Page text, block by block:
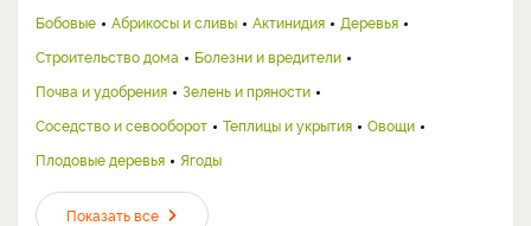
Бобовые
Абрикосы и сливы Актинидия
Деревья
Строительство дома
Болезни и вредители
Почва и удобрения
Зелень и пряности
Соседство и севооборот
Теплицы и укрытия
Овощи
Плодовые деревья
Ягоды
Показать все